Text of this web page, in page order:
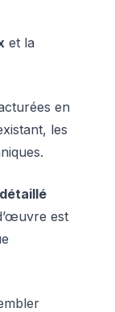
et la
en
les
est